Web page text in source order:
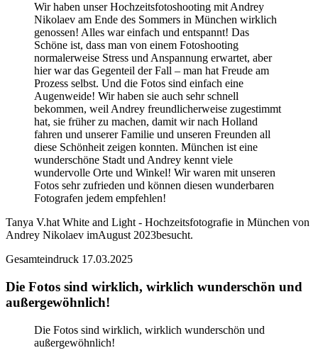
Wir haben unser Hochzeitsfotoshooting mit Andrey
Nikolaev am Ende des Sommers in München wirklich
genossen! Alles war einfach und entspannt! Das
Schöne ist, dass man von einem Fotoshooting
normalerweise Stress und Anspannung erwartet, aber
hier war das Gegenteil der Fall – man hat Freude am
Prozess selbst. Und die Fotos sind einfach eine
Augenweide! Wir haben sie auch sehr schnell
bekommen, weil Andrey freundlicherweise zugestimmt
hat, sie früher zu machen, damit wir nach Holland
fahren und unserer Familie und unseren Freunden all
diese Schönheit zeigen konnten. München ist eine
wunderschöne Stadt und Andrey kennt viele
wundervolle Orte und Winkel! Wir waren mit unseren
Fotos sehr zufrieden und können diesen wunderbaren
Fotografen jedem empfehlen!
Tanya V.hat White and Light - Hochzeitsfotografie in München von
Andrey Nikolaev imAugust 2023besucht.
Gesamteindruck 17.03.2025
Die Fotos sind wirklich, wirklich wunderschön und
außergewöhnlich!
Die Fotos sind wirklich, wirklich wunderschön und
außergewöhnlich!